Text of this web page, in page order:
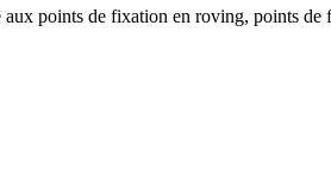
points de fixation en roving, points de